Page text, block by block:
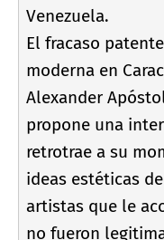
Venezuela.
El fracaso
moderna en
Alexander
propone una
retrotrae a su
ideas estéticas
artistas que le
no fueron